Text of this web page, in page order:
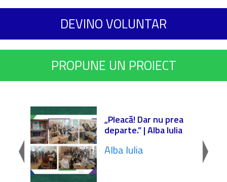
DEVINO VOLUNTAR
PROPUNE UN PROIECT
„Pleacă! Dar nu prea
departe.” | Alba Iulia
Alba Iulia